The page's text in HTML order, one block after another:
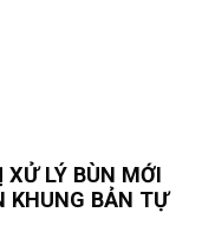
LÝ BÙN MỚI
KHUNG BẢN TỰ